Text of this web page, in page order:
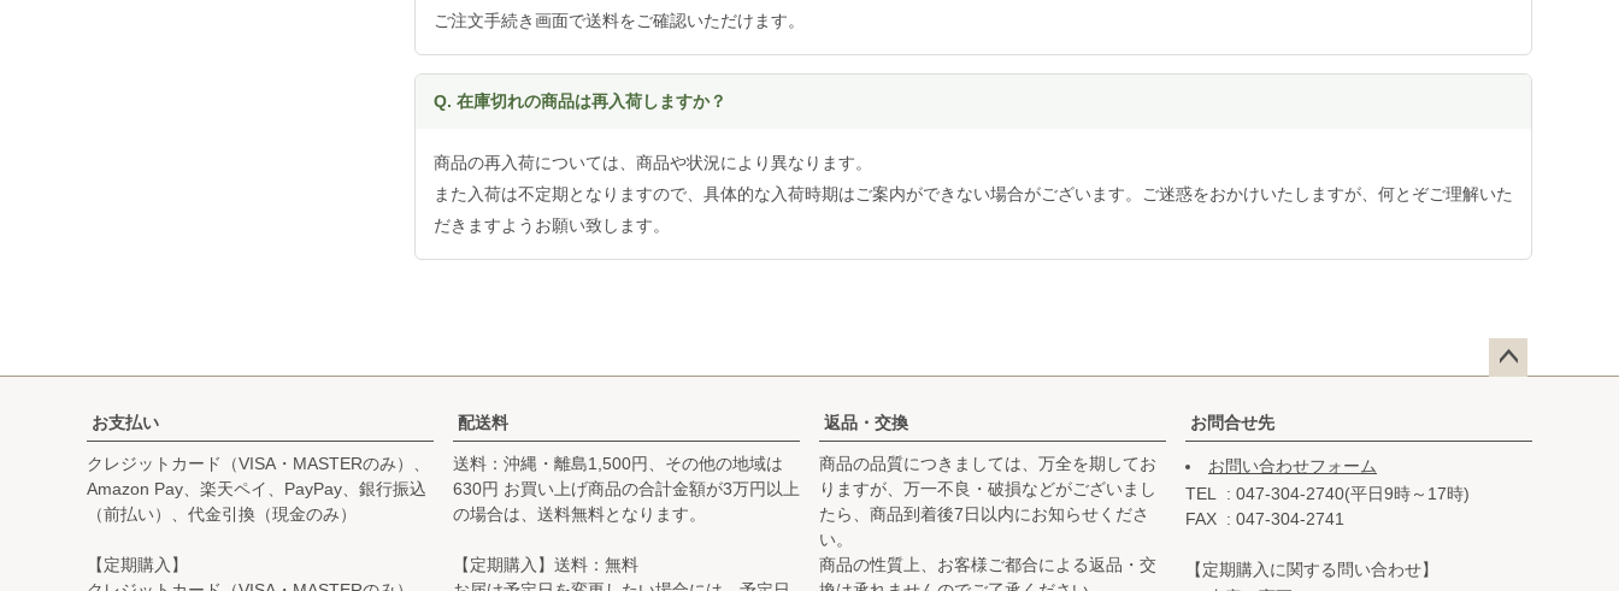
ご注文手続き画面で送料をご確認いただけます。
Q. 在庫切れの商品は再入荷しますか？
商品の再入荷については、商品や状況により異なります。
また入荷は不定期となりますので、具体的な入荷時期はご案内ができない場合がございます。ご迷惑をおかけいたしますが、何とぞご理解いた
だきますようお願い致します。
ップ
お支払い
クレジットカード（VISA・MASTERのみ）、
Amazon Pay、楽天ペイ、PayPay、銀行振込
（前払い）、代金引換（現金のみ）
【定期購入】
配送料
送料：沖縄・離島1,500円、その他の地域は
630円 お買い上げ商品の合計金額が3万円以上
の場合は、送料無料となります。
【定期購入】送料：無料
返品・交換
商品の品質につきましては、万全を期してお
りますが、万一不良・破損などがございまし
たら、商品到着後7日以内にお知らせくださ
い。
商品の性質上、お客様ご都合による返品・交
お問合せ先
お問い合わせフォーム
TEL
047-304-2740(平日9時～17時)
FAX
047-304-2741
【定期購入に関する問い合わせ】